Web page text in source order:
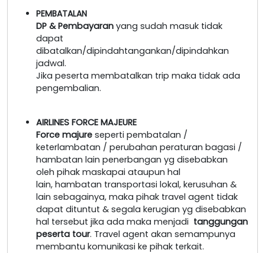
PEMBATALAN
DP & Pembayaran yang sudah masuk tidak
dapat
dibatalkan/dipindahtangankan/dipindahkan
jadwal.
Jika peserta membatalkan trip maka tidak ada
pengembalian.
AIRLINES FORCE MAJEURE
Force majure seperti pembatalan /
keterlambatan / perubahan peraturan bagasi /
hambatan lain penerbangan yg disebabkan
oleh pihak maskapai ataupun hal
lain, hambatan transportasi lokal, kerusuhan &
lain sebagainya, maka pihak travel agent tidak
dapat dituntut & segala kerugian yg disebabkan
hal tersebut jika ada maka menjadi tanggungan
peserta tour. Travel agent akan semampunya
membantu komunikasi ke pihak terkait.